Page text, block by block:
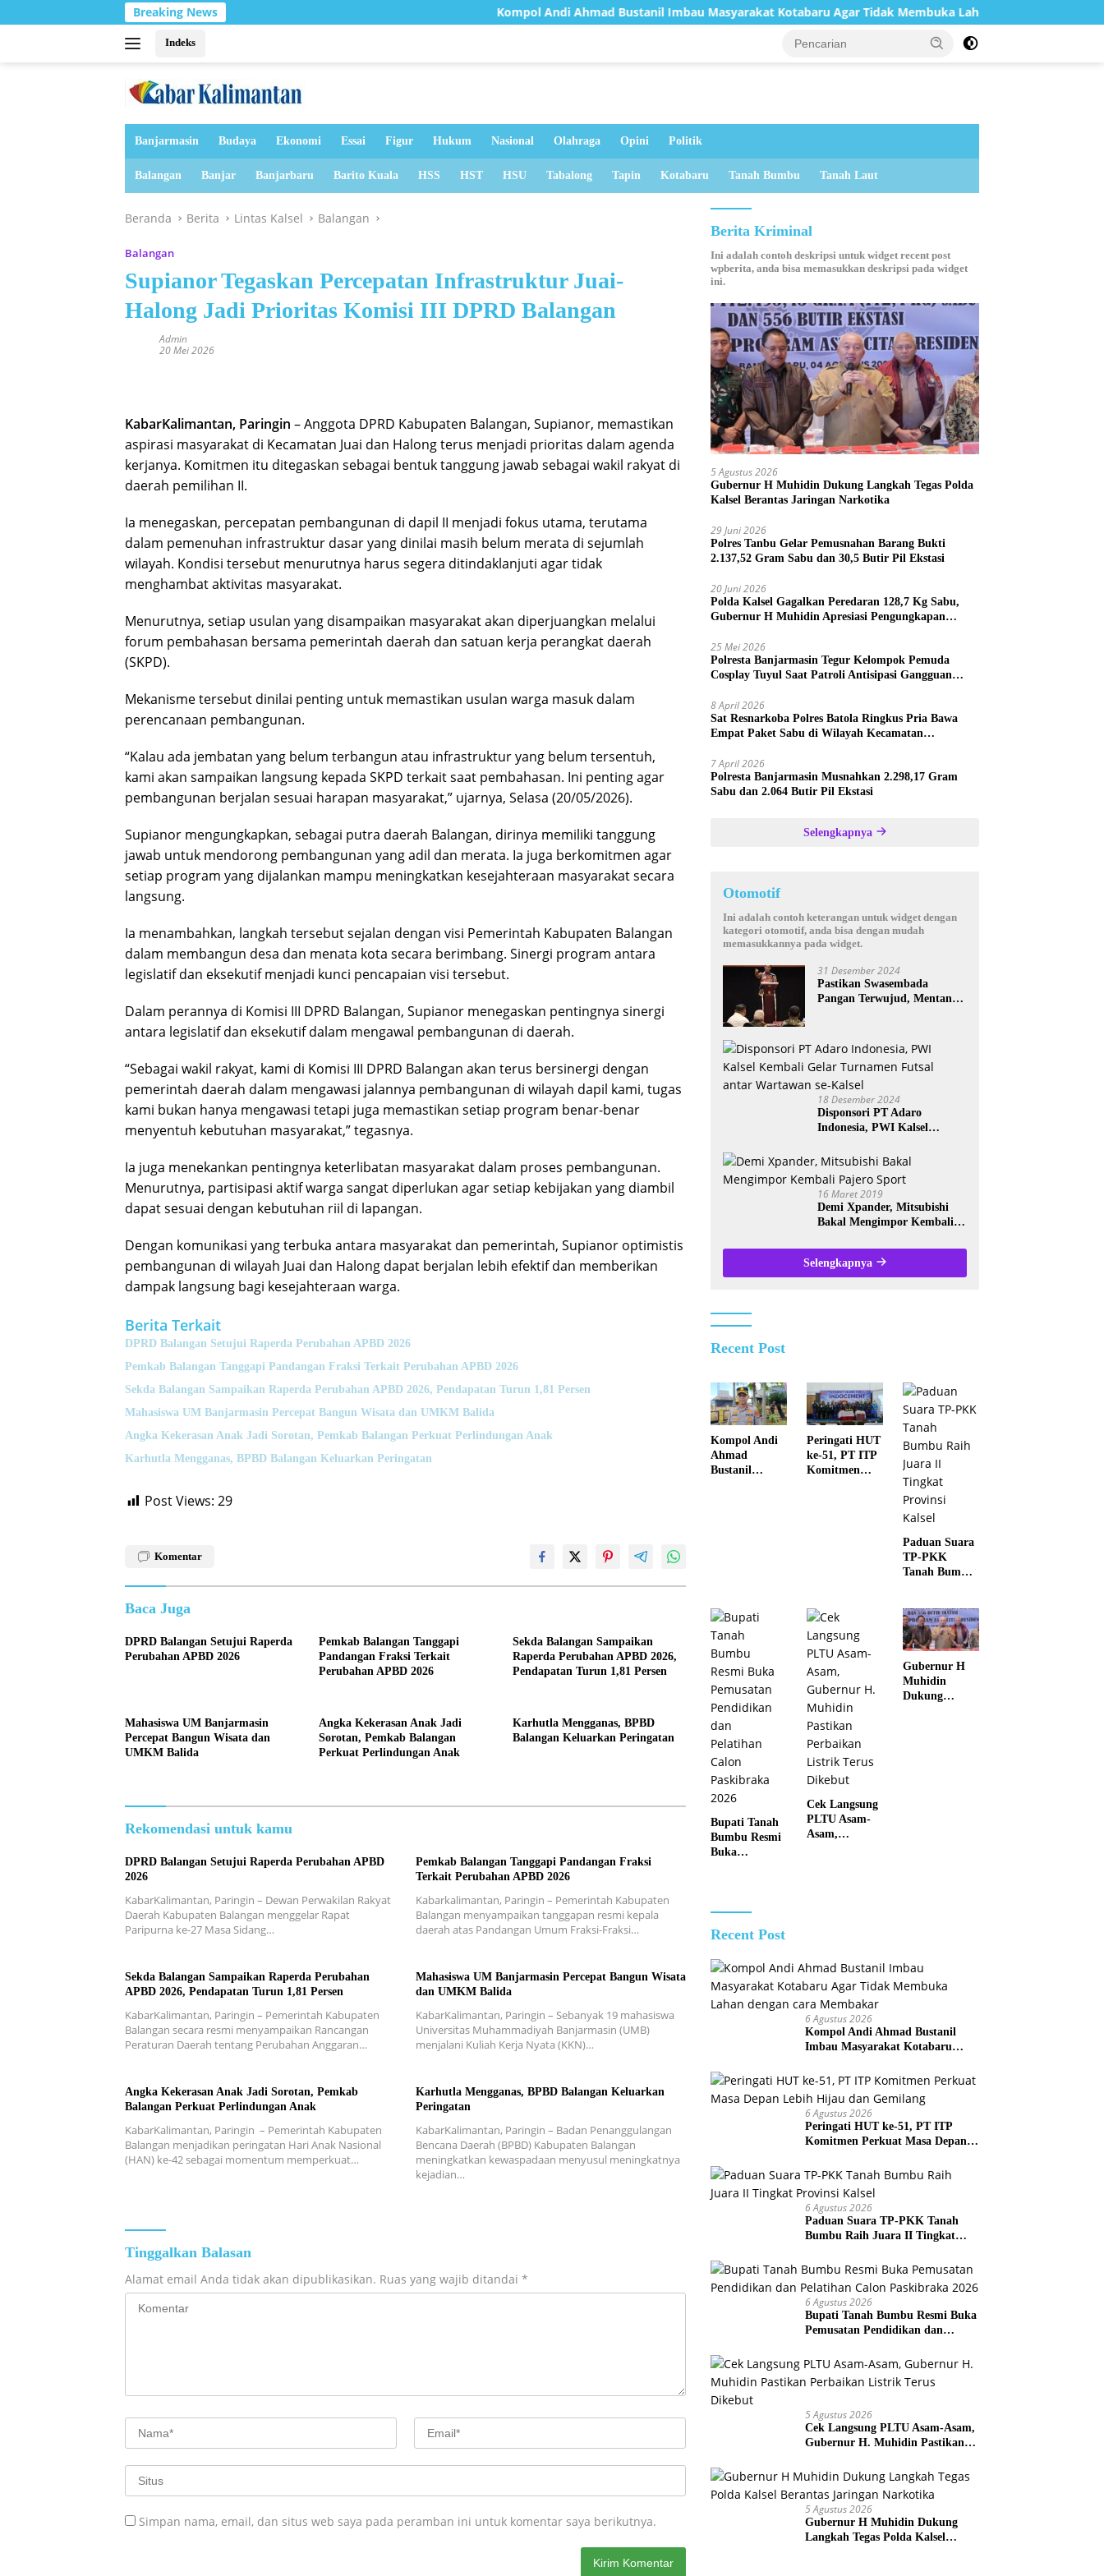
ke
Breaking News Kompol Andi Ahmad Bustanil Imbau Masyarakat Kotabaru Agar Tidak Membuka Lahan dengan cara Membakar
Indeks
Banjarmasin Budaya Ekonomi Essai Figur Hukum Nasional Olahraga Opini Politik
Balangan Banjar Banjarbaru Barito Kuala HSS HST HSU Tabalong Tapin Kotabaru Tanah Bumbu Tanah Laut
Beranda Berita Lintas Kalsel Balangan
Balangan
Supianor Tegaskan Percepatan Infrastruktur Juai-
Halong Jadi Prioritas Komisi III DPRD Balangan
Admin
20 Mei 2026
KabarKalimantan, Paringin – Anggota DPRD Kabupaten Balangan, Supianor, memastikan
aspirasi masyarakat di Kecamatan Juai dan Halong terus menjadi prioritas dalam agenda
kerjanya. Komitmen itu ditegaskan sebagai bentuk tanggung jawab sebagai wakil rakyat di
daerah pemilihan II.
Ia menegaskan, percepatan pembangunan di dapil II menjadi fokus utama, terutama
dalam pemenuhan infrastruktur dasar yang dinilai masih belum merata di sejumlah
wilayah. Kondisi tersebut menurutnya harus segera ditindaklanjuti agar tidak
menghambat aktivitas masyarakat.
Menurutnya, setiap usulan yang disampaikan masyarakat akan diperjuangkan melalui
forum pembahasan bersama pemerintah daerah dan satuan kerja perangkat daerah
(SKPD).
Mekanisme tersebut dinilai penting untuk memastikan usulan warga masuk dalam
perencanaan pembangunan.
“Kalau ada jembatan yang belum terbangun atau infrastruktur yang belum tersentuh,
kami akan sampaikan langsung kepada SKPD terkait saat pembahasan. Ini penting agar
pembangunan berjalan sesuai harapan masyarakat,” ujarnya, Selasa (20/05/2026).
Supianor mengungkapkan, sebagai putra daerah Balangan, dirinya memiliki tanggung
jawab untuk mendorong pembangunan yang adil dan merata. Ia juga berkomitmen agar
setiap program yang dijalankan mampu meningkatkan kesejahteraan masyarakat secara
langsung.
Ia menambahkan, langkah tersebut sejalan dengan visi Pemerintah Kabupaten Balangan
dalam membangun desa dan menata kota secara berimbang. Sinergi program antara
legislatif dan eksekutif menjadi kunci pencapaian visi tersebut.
Dalam perannya di Komisi III DPRD Balangan, Supianor menegaskan pentingnya sinergi
antara legislatif dan eksekutif dalam mengawal pembangunan di daerah.
“Sebagai wakil rakyat, kami di Komisi III DPRD Balangan akan terus bersinergi dengan
pemerintah daerah dalam mengawasi jalannya pembangunan di wilayah dapil kami, tugas
kami bukan hanya mengawasi tetapi juga memastikan setiap program benar-benar
menyentuh kebutuhan masyarakat,” tegasnya.
Ia juga menekankan pentingnya keterlibatan masyarakat dalam proses pembangunan.
Menurutnya, partisipasi aktif warga sangat diperlukan agar setiap kebijakan yang diambil
dapat sesuai dengan kebutuhan riil di lapangan.
Dengan komunikasi yang terbuka antara masyarakat dan pemerintah, Supianor optimistis
pembangunan di wilayah Juai dan Halong dapat berjalan lebih efektif dan memberikan
dampak langsung bagi kesejahteraan warga.
Berita Terkait
DPRD Balangan Setujui Raperda Perubahan APBD 2026
Pemkab Balangan Tanggapi Pandangan Fraksi Terkait Perubahan APBD 2026
Sekda Balangan Sampaikan Raperda Perubahan APBD 2026, Pendapatan Turun 1,81 Persen
Mahasiswa UM Banjarmasin Percepat Bangun Wisata dan UMKM Balida
Angka Kekerasan Anak Jadi Sorotan, Pemkab Balangan Perkuat Perlindungan Anak
Karhutla Mengganas, BPBD Balangan Keluarkan Peringatan
Post Views: 29
Komentar
Baca Juga
DPRD Balangan Setujui Raperda
Perubahan APBD 2026
Pemkab Balangan Tanggapi
Pandangan Fraksi Terkait
Perubahan APBD 2026
Sekda Balangan Sampaikan
Raperda Perubahan APBD 2026,
Pendapatan Turun 1,81 Persen
Mahasiswa UM Banjarmasin
Percepat Bangun Wisata dan
UMKM Balida
Angka Kekerasan Anak Jadi
Sorotan, Pemkab Balangan
Perkuat Perlindungan Anak
Karhutla Mengganas, BPBD
Balangan Keluarkan Peringatan
Rekomendasi untuk kamu
DPRD Balangan Setujui Raperda Perubahan APBD
2026
KabarKalimantan, Paringin – Dewan Perwakilan Rakyat
Daerah Kabupaten Balangan menggelar Rapat
Paripurna ke-27 Masa Sidang…
Pemkab Balangan Tanggapi Pandangan Fraksi
Terkait Perubahan APBD 2026
Kabarkalimantan, Paringin – Pemerintah Kabupaten
Balangan menyampaikan tanggapan resmi kepala
daerah atas Pandangan Umum Fraksi-Fraksi…
Sekda Balangan Sampaikan Raperda Perubahan
APBD 2026, Pendapatan Turun 1,81 Persen
KabarKalimantan, Paringin – Pemerintah Kabupaten
Balangan secara resmi menyampaikan Rancangan
Peraturan Daerah tentang Perubahan Anggaran…
Mahasiswa UM Banjarmasin Percepat Bangun Wisata
dan UMKM Balida
KabarKalimantan, Paringin – Sebanyak 19 mahasiswa
Universitas Muhammadiyah Banjarmasin (UMB)
menjalani Kuliah Kerja Nyata (KKN)…
Angka Kekerasan Anak Jadi Sorotan, Pemkab
Balangan Perkuat Perlindungan Anak
KabarKalimantan, Paringin – Pemerintah Kabupaten
Balangan menjadikan peringatan Hari Anak Nasional
(HAN) ke-42 sebagai momentum memperkuat…
Karhutla Mengganas, BPBD Balangan Keluarkan
Peringatan
KabarKalimantan, Paringin – Badan Penanggulangan
Bencana Daerah (BPBD) Kabupaten Balangan
meningkatkan kewaspadaan menyusul meningkatnya
kejadian…
Tinggalkan Balasan
Alamat email Anda tidak akan dipublikasikan. Ruas yang wajib ditandai *
Simpan nama, email, dan situs web saya pada peramban ini untuk komentar saya berikutnya.
Berita Kriminal
Ini adalah contoh deskripsi untuk widget recent post
wpberita, anda bisa memasukkan deskripsi pada widget
ini.
5 Agustus 2026
Gubernur H Muhidin Dukung Langkah Tegas Polda
Kalsel Berantas Jaringan Narkotika
29 Juni 2026
Polres Tanbu Gelar Pemusnahan Barang Bukti
2.137,52 Gram Sabu dan 30,5 Butir Pil Ekstasi
20 Juni 2026
Polda Kalsel Gagalkan Peredaran 128,7 Kg Sabu,
Gubernur H Muhidin Apresiasi Pengungkapan
25 Mei 2026
Polresta Banjarmasin Tegur Kelompok Pemuda
Cosplay Tuyul Saat Patroli Antisipasi Gangguan
8 April 2026
Sat Resnarkoba Polres Batola Ringkus Pria Bawa
Empat Paket Sabu di Wilayah Kecamatan
7 April 2026
Polresta Banjarmasin Musnahkan 2.298,17 Gram
Sabu dan 2.064 Butir Pil Ekstasi
Selengkapnya
Otomotif
Ini adalah contoh keterangan untuk widget dengan
kategori otomotif, anda bisa dengan mudah
memasukkannya pada widget.
31 Desember 2024
Pastikan Swasembada
Pangan Terwujud, Mentan
18 Desember 2024
Disponsori PT Adaro
Indonesia, PWI Kalsel
Futsal antar Wartawan se-
16 Maret 2019
Demi Xpander, Mitsubishi
Bakal Mengimpor Kembali
Selengkapnya
Recent Post
Kompol Andi
Ahmad
Bustanil
Peringati HUT
ke-51, PT ITP
Komitmen
Paduan Suara
TP-PKK
Tanah Bumbu
Provinsi Kalsel
Bupati Tanah
Bumbu Resmi
Buka
Calon
2026
Cek Langsung
PLTU Asam-
Asam,
Gubernur H
Muhidin
Dukung
Recent Post
6 Agustus 2026
Kompol Andi Ahmad Bustanil
Imbau Masyarakat Kotabaru
dengan cara Membakar
6 Agustus 2026
Peringati HUT ke-51, PT ITP
Komitmen Perkuat Masa Depan
6 Agustus 2026
Paduan Suara TP-PKK Tanah
Bumbu Raih Juara II Tingkat
6 Agustus 2026
Bupati Tanah Bumbu Resmi Buka
Pemusatan Pendidikan dan
5 Agustus 2026
Cek Langsung PLTU Asam-Asam,
Gubernur H. Muhidin Pastikan
5 Agustus 2026
Gubernur H Muhidin Dukung
Langkah Tegas Polda Kalsel